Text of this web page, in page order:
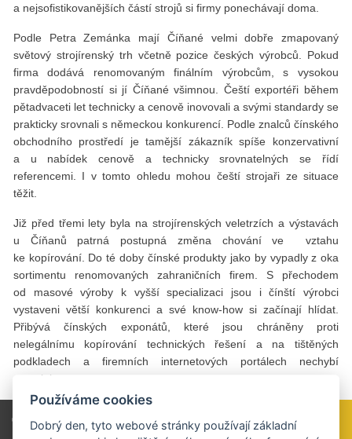
a nejsofistikovanějších částí strojů si firmy ponechávají doma.
Podle Petra Zemánka mají Číňané velmi dobře zmapovaný
světový strojírenský trh včetně pozice českých výrobců. Pokud
firma dodává renomovaným finálním výrobcům, s vysokou
pravděpodobností si jí Číňané všimnou. Čeští exportéři během
pětadvaceti let technicky a cenově inovovali a svými standardy se
prakticky srovnali s německou konkurencí. Podle znalců čínského
obchodního prostředí je tamější zákazník spíše konzervativní
a u nabídek cenově a technicky srovnatelných se řídí
referencemi. I v tomto ohledu mohou čeští strojaři ze situace
těžit.
Již před třemi lety byla na strojírenských veletrzích a výstavách
u Číňanů patrná postupná změna chování ve vztahu
ke kopírování. Do té doby čínské produkty jako by vypadly z oka
sortimentu renomovaných zahraničních firem. S přechodem
od masové výroby k vyšší specializaci jsou i čínští výrobci
vystaveni větší konkurenci a své know-how si začínají hlídat.
Přibývá čínských exponátů, které jsou chráněny proti
nelegálnímu kopírování technických řešení a na tištěných
podkladech a firemních internetových portálech nechybí
copyright.
Celý článek si přečtěte v tištěné verzi TRADE
Používáme cookies
Dobrý den, tyto webové stránky používají základní